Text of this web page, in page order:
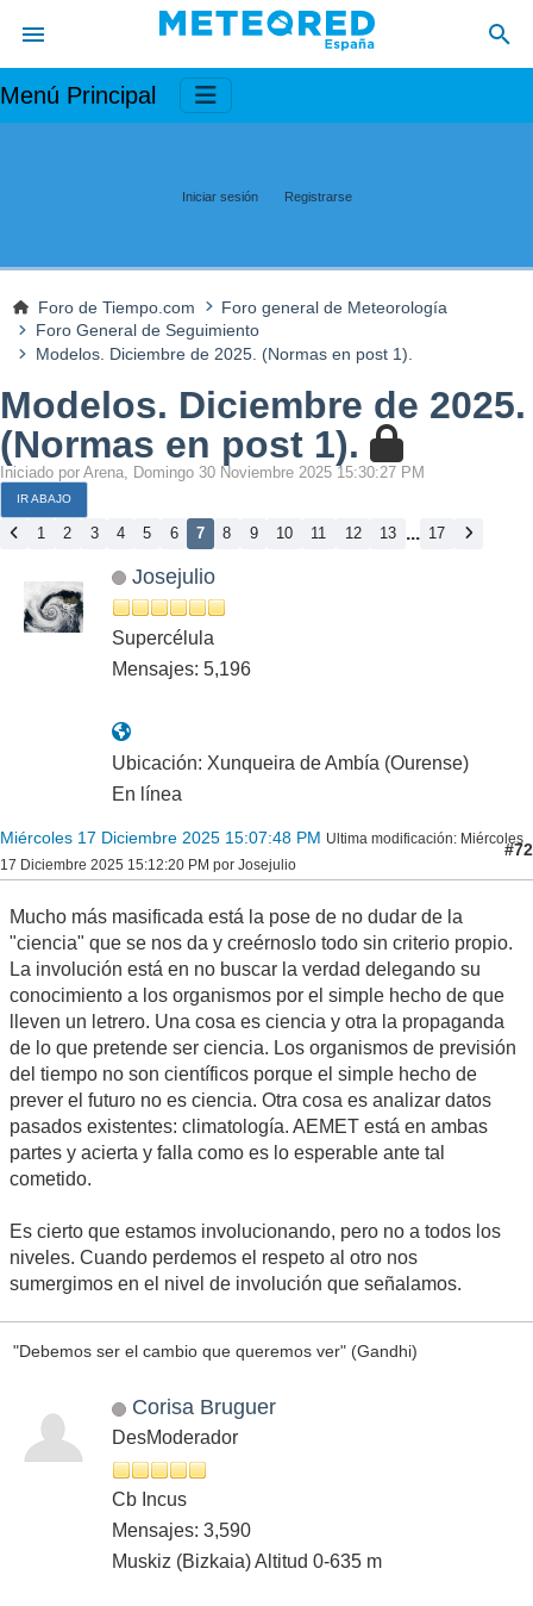
Menú Principal
Iniciar sesión Registrarse
Foro de Tiempo.com
Foro general de Meteorología
Foro General de Seguimiento
Modelos. Diciembre de 2025. (Normas en post 1).
Modelos. Diciembre de 2025.
(Normas en post 1).
Iniciado por Arena, Domingo 30 Noviembre 2025 15:30:27 PM
IR ABAJO
1 2 3 4 5 6 7 8 9 10 11 12 13 ... 17
Josejulio
Supercélula
Mensajes: 5,196
Ubicación: Xunqueira de Ambía (Ourense)
En línea
Miércoles 17 Diciembre 2025 15:07:48 PM Ultima modificación: Miércoles
17 Diciembre 2025 15:12:20 PM por Josejulio
#72
Mucho más masificada está la pose de no dudar de la
"ciencia" que se nos da y creérnoslo todo sin criterio propio.
La involución está en no buscar la verdad delegando su
conocimiento a los organismos por el simple hecho de que
lleven un letrero. Una cosa es ciencia y otra la propaganda
de lo que pretende ser ciencia. Los organismos de previsión
del tiempo no son científicos porque el simple hecho de
prever el futuro no es ciencia. Otra cosa es analizar datos
pasados existentes: climatología. AEMET está en ambas
partes y acierta y falla como es lo esperable ante tal
cometido.
Es cierto que estamos involucionando, pero no a todos los
niveles. Cuando perdemos el respeto al otro nos
sumergimos en el nivel de involución que señalamos.
"Debemos ser el cambio que queremos ver" (Gandhi)
Corisa Bruguer
DesModerador
Cb Incus
Mensajes: 3,590
Muskiz (Bizkaia) Altitud 0-635 m